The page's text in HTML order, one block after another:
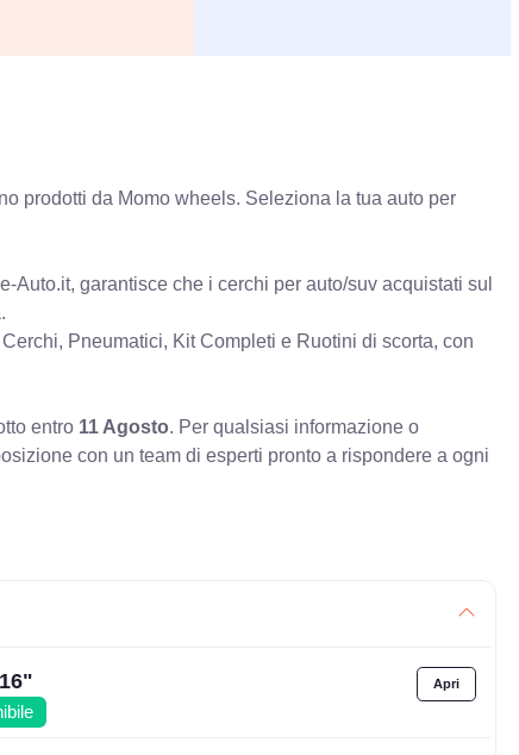
prodotti da Momo wheels. Seleziona la tua auto per
Auto.it, garantisce che i cerchi per auto/suv acquistati sul
Pneumatici, Kit Completi e Ruotini di scorta, con
entro 11 Agosto. Per qualsiasi informazione o
con un team di esperti pronto a rispondere a ogni